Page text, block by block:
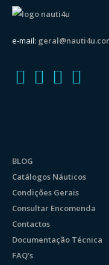
e-mail:
BLOG
Catálogos Náuticos
Condições Gerais
Consultar Encomenda
Contactos
Documentação Técnica
FAQ’s